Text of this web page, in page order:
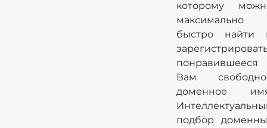
которому
максимально
быстро найти
понравившееся
Вам
доменное
подбор